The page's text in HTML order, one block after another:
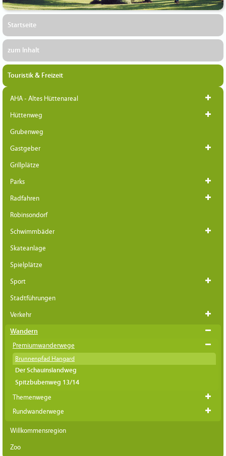
Startseite
zum Inhalt
Touristik & Freizeit
AHA - Altes Hüttenareal
Hüttenweg
Grubenweg
Gastgeber
Grillplätze
Parks
Radfahren
Robinsondorf
Schwimmbäder
Skateanlage
Spielplätze
Sport
Stadtführungen
Verkehr
Wandern
Premiumwanderwege
Brunnenpfad Hangard
Der Schauinslandweg
Spitzbubenweg 13/14
Themenwege
Rundwanderwege
Willkommensregion
Zoo